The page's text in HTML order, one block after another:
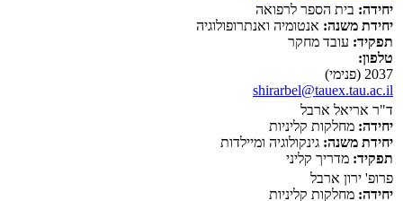
יחידה: בית הספר לרפואה
יחידת משנה: אנטומיה ואנתרופולוגיה
תפקיד: עובד מחקר
טלפון:
2037 (פנימי)
shirarbel@tauex.tau.ac.il
ד"ר אריאל ארבל
יחידה: מחלקות קליניות
יחידת משנה: גינקולוגיה ומיילדות
תפקיד: מדריך קליני
פרופ' ירון ארבל
יחידה: מחלקות קליניות